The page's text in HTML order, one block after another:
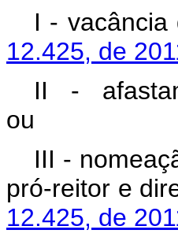
I -
12.425, de
II -
III -
pró-reitor e
12.425, de